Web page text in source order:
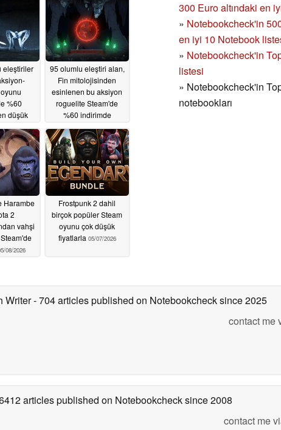
300 Euro altındaki en
» Notebookcheck'in
en iyi 10 Notebook
» Notebookcheck'in
listesi
» Notebookcheck'in
notebookları
eleştiriler
%60
düşük
05/13/2026
95 olumlu eleştiri alan,
Fin mitolojisinden
esinlenen bu aksiyon
roguelite Steam'de
%60 indirimde
05/10/2026
Harambe
2
vahşi
08/2026
Frostpunk 2 dahil
birçok popüler Steam
oyunu çok düşük
fiyatlarla 05/07/2026
Writer- 704 articles published on Notebookchecksince 2025
contact me
articles published on Notebookchecksince 2008
contact me